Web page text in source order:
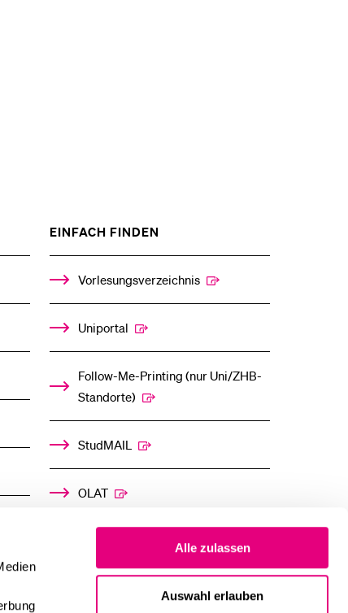
Alle zulassen
Auswahl erlauben
EINFACH FINDEN
%1$S
UNTERMENÜ
Vorlesungsverzeichnis
Uniportal
Follow-Me-Printing­ ­(nur Uni/ZHB-
Standorte)
StudMAIL
OLAT